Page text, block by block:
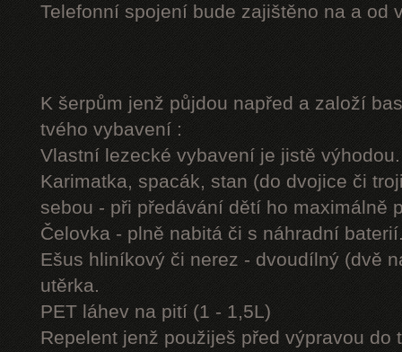
Telefonní spojení bude zajištěno na a od
K šerpům jenž půjdou napřed a založí
tvého vybavení :
Vlastní lezecké vybavení je jistě výhodou.
Karimatka, spacák, stan (do dvojice či
sebou - při předávání dětí ho maximálně
Čelovka - plně nabitá či s náhradní
Ešus hliníkový či nerez - dvoudílný (dvě
utěrka.
PET láhev na pití (1 - 1,5L)
Repelent jenž použiješ před výpravou do